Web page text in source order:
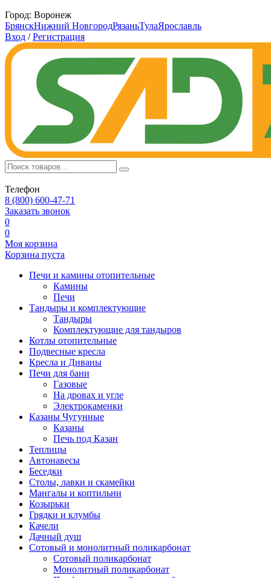
Город: Воронеж
БрянскНижний НовгородРязаньТулаЯрославль
Вход / Регистрация
Телефон
8 (800) 600-47-71
Заказать звонок
0
0
Моя корзина
Корзина пуста
Печи и камины отопительные
Камины
Печи
Тандыры и комплектующие
Тандыры
Комплектующие для тандыров
Котлы отопительные
Подвесные кресла
Кресла и Диваны
Печи для бани
Газовые
На дровах и угле
Электрокаменки
Казаны Чугунные
Казаны
Печь под Казан
Теплицы
Автонавесы
Беседки
Столы, лавки и скамейки
Мангалы и коптильни
Козырьки
Грядки и клумбы
Качели
Дачный душ
Сотовый и монолитный поликарбонат
Сотовый поликарбонат
Монолитный поликарбонат